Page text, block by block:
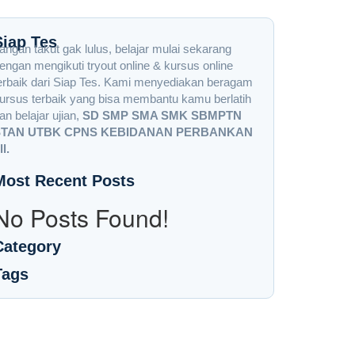
Tes
takut gak lulus, belajar mulai sekarang
mengikuti tryout online & kursus online
dari Siap Tes. Kami menyediakan beragam
terbaik yang bisa membantu kamu berlatih
belajar ujian, SD SMP SMA SMK SBMPTN
UTBK CPNS KEBIDANAN PERBANKAN
Recent Posts
Posts Found!